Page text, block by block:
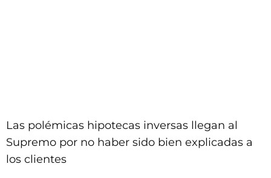
Las polémicas hipotecas inversas llegan al
Supremo por no haber sido bien explicadas a
los clientes